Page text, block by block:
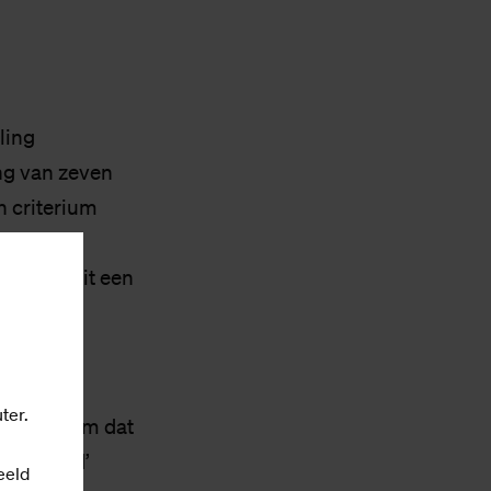
van zeven
criterium
hij nooit een
is
stak hem dat